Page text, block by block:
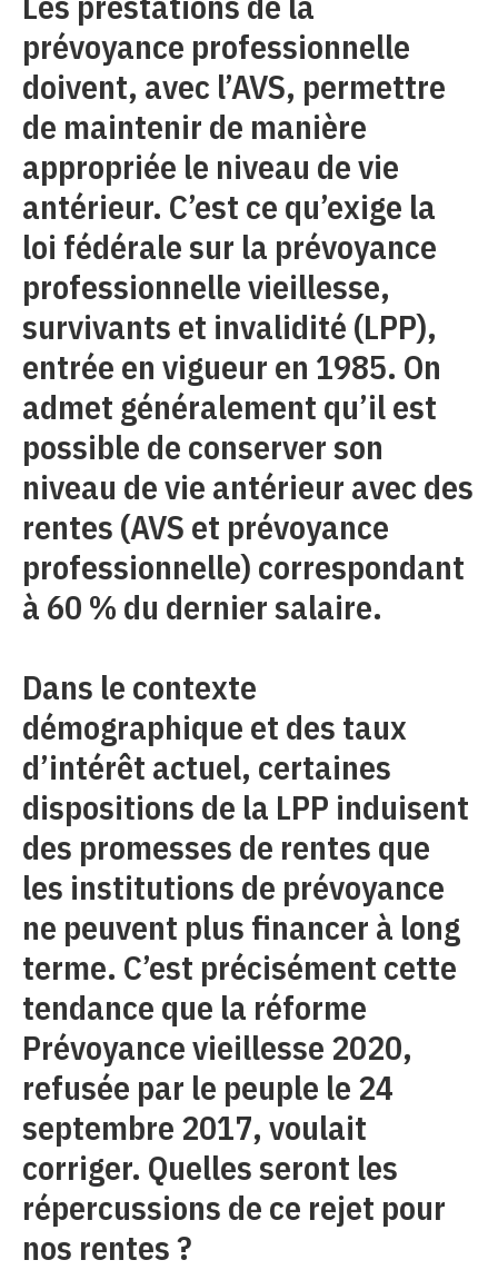
prévoyance professionnelle
doivent, avec l’AVS, permettre
de maintenir de manière
appropriée le niveau de vie
antérieur. C’est ce qu’exige la
loi fédérale sur la prévoyance
professionnelle vieillesse,
survivants et invalidité (LPP),
entrée en vigueur en 1985. On
admet généralement qu’il est
possible de conserver son
niveau de vie antérieur avec des
rentes (AVS et prévoyance
professionnelle) correspondant
à 60 % du dernier salaire.
Dans le contexte
démographique et des taux
d’intérêt actuel, certaines
dispositions de la LPP induisent
des promesses de rentes que
les institutions de prévoyance
ne peuvent plus financer à long
terme. C’est précisément cette
tendance que la réforme
Prévoyance vieillesse 2020,
refusée par le peuple le 24
septembre 2017, voulait
corriger. Quelles seront les
répercussions de ce rejet pour
nos rentes ?